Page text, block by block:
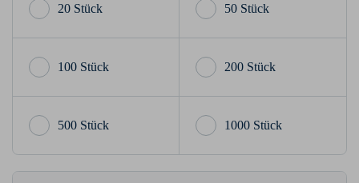
20 Stück 50 Stück
100 Stück 200 Stück
500 Stück 1000 Stück